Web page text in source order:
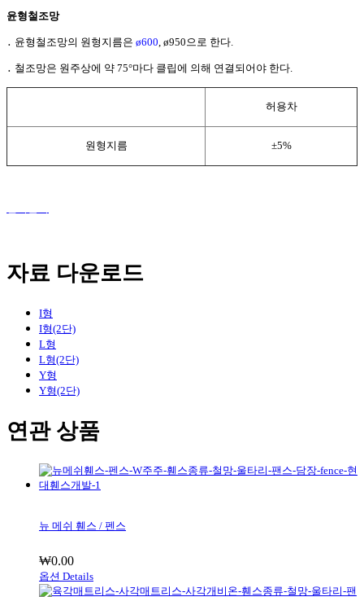
윤형철조망
․ 윤형철조망의 원형지름은 ø600, ø950으로 한다.
․ 철조망은 원주상에 약 75°마다 클립에 의해 연결되어야 한다.
허용차
원형지름 ±5%
자료 다운로드
I형
I형(2단)
L형
L형(2단)
Y형
Y형(2단)
연관 상품
뉴 메쉬 휀스 / 펜스
₩0.00
옵션 Details